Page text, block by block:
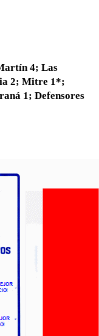
4; Las
2; Mitre 1*;
1; Defensores